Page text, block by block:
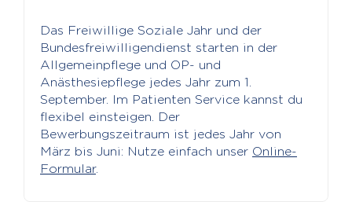
Das Freiwillige Soziale Jahr und der
Bundesfreiwilligendienst starten in der
Allgemeinpflege und OP- und
Anästhesiepflege jedes Jahr zum 1.
September. Im Patienten Service kannst du
flexibel einsteigen. Der
Bewerbungszeitraum ist jedes Jahr von
März bis Juni: Nutze einfach unser Online-
Formular.